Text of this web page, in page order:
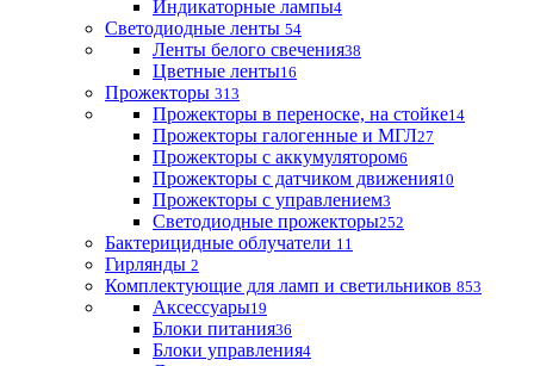
Индикаторные лампы4
Светодиодные ленты 54
Ленты белого свечения38
Цветные ленты16
Прожекторы 313
Прожекторы в переноске, на стойке14
Прожекторы галогенные и МГЛ27
Прожекторы с аккумулятором6
Прожекторы с датчиком движения10
Прожекторы с управлением3
Светодиодные прожекторы252
Бактерицидные облучатели 11
Гирлянды 2
Комплектующие для ламп и светильников 853
Аксессуары19
Блоки питания36
Блоки управления4